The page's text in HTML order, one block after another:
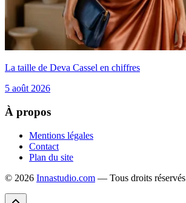
La taille de Deva Cassel en chiffres
5 août 2026
À propos
Mentions légales
Contact
Plan du site
© 2026 Innastudio.com — Tous droits réservés